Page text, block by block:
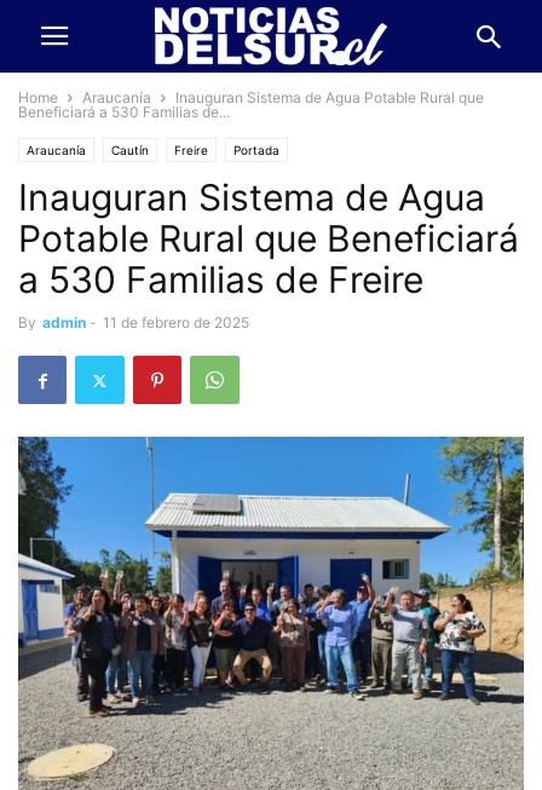
Home Araucanía
Inauguran Sistema de Agua Potable Rural que
Beneficiará a 530 Familias de...
Araucanía Cautín Freire Portada
Inauguran Sistema de Agua
Potable Rural que Beneficiará
a 530 Familias de Freire
By admin - 11 de febrero de 2025